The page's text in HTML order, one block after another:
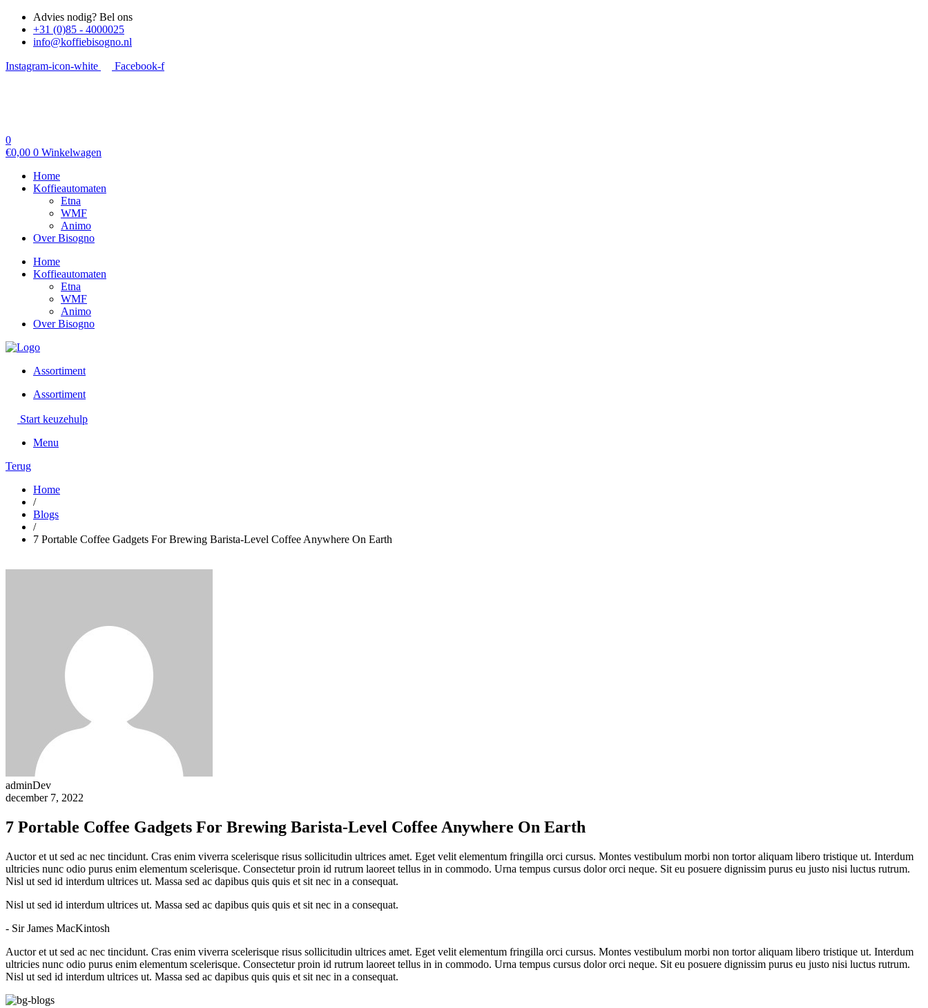
Advies nodig? Bel ons
+31 (0)85 - 4000025
info@koffiebisogno.nl
Instagram-icon-white Facebook-f
0
€0,00 0 Winkelwagen
Home
Koffieautomaten
Etna
WMF
Animo
Over Bisogno
Home
Koffieautomaten
Etna
WMF
Animo
Over Bisogno
Assortiment
Assortiment
Start keuzehulp
Menu
Terug
Home
/
Blogs
/
7 Portable Coffee Gadgets For Brewing Barista-Level Coffee Anywhere On Earth
adminDev
december 7, 2022
7 Portable Coffee Gadgets For Brewing Barista-Level Coffee Anywhere On Earth
Auctor et ut sed ac nec tincidunt. Cras enim viverra scelerisque risus sollicitudin ultrices amet. Eget velit elementum fringilla orci cursus. Montes vestibulum morbi non tortor aliquam libero tristique ut. Interdum
ultricies nunc odio purus enim elementum scelerisque. Consectetur proin id rutrum laoreet tellus in in commodo. Urna tempus cursus dolor orci neque. Sit eu posuere dignissim purus eu justo nisi luctus rutrum.
Nisl ut sed id interdum ultrices ut. Massa sed ac dapibus quis quis et sit nec in a consequat.
Nisl ut sed id interdum ultrices ut. Massa sed ac dapibus quis quis et sit nec in a consequat.
- Sir James MacKintosh
Auctor et ut sed ac nec tincidunt. Cras enim viverra scelerisque risus sollicitudin ultrices amet. Eget velit elementum fringilla orci cursus. Montes vestibulum morbi non tortor aliquam libero tristique ut. Interdum
ultricies nunc odio purus enim elementum scelerisque. Consectetur proin id rutrum laoreet tellus in in commodo. Urna tempus cursus dolor orci neque. Sit eu posuere dignissim purus eu justo nisi luctus rutrum.
Nisl ut sed id interdum ultrices ut. Massa sed ac dapibus quis quis et sit nec in a consequat.